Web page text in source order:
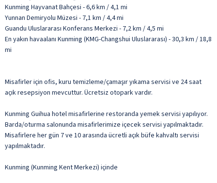
Kunming Hayvanat Bahçesi - 6,6 km / 4,1 mi
Yunnan Demiryolu Müzesi - 7,1 km / 4,4 mi
Guandu Uluslararası Konferans Merkezi - 7,2 km / 4,5 mi
En yakın havaalanı Kunming (KMG-Changshui Uluslararası) - 30,3 km / 18,8
mi
Misafirler için ofis, kuru temizleme/çamaşır yıkama servisi ve 24 saat
açık resepsiyon mevcuttur. Ücretsiz otopark vardır.
Kunming Guihua hotel misafirlerine restoranda yemek servisi yapılıyor.
Barda/oturma salonunda misafirlerimize içecek servisi yapılmaktadır.
Misafirlere her gün 7 ve 10 arasında ücretli açık büfe kahvaltı servisi
yapılmaktadır.
Kunming (Kunming Kent Merkezi) içinde